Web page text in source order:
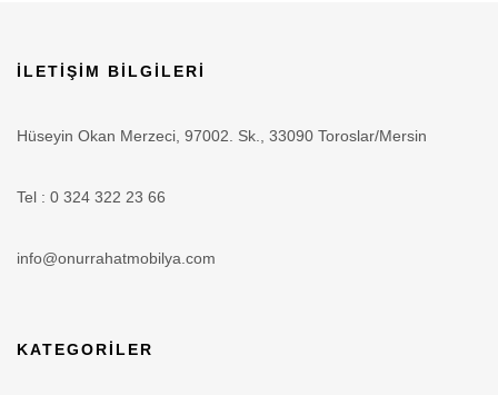
İLETİŞİM BİLGİLERİ
Hüseyin Okan Merzeci, 97002. Sk., 33090 Toroslar/Mersin
Tel : 0 324 322 23 66
info@onurrahatmobilya.com
KATEGORİLER